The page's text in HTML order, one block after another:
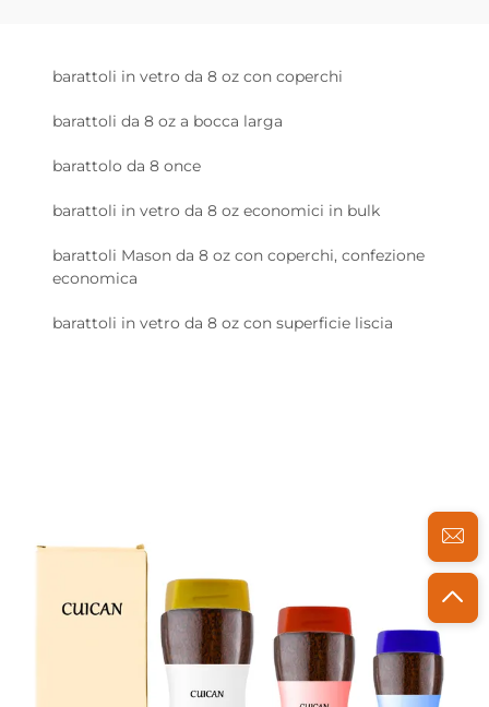
barattoli in vetro da 8 oz con coperchi
barattoli da 8 oz a bocca larga
barattolo da 8 once
barattoli in vetro da 8 oz economici in bulk
barattoli Mason da 8 oz con coperchi, confezione
economica
barattoli in vetro da 8 oz con superficie liscia